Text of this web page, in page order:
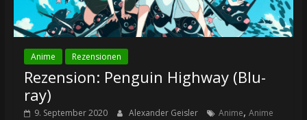
Anime Rezensionen
Rezension: Penguin Highway (Blu-
ray)
9. September 2020 Alexander Geisler Anime, Anime